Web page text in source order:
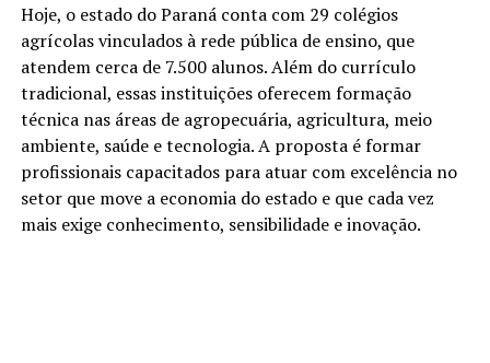
Hoje, o estado do Paraná conta com 29 colégios
agrícolas vinculados à rede pública de ensino, que
atendem cerca de 7.500 alunos. Além do currículo
tradicional, essas instituições oferecem formação
técnica nas áreas de agropecuária, agricultura, meio
ambiente, saúde e tecnologia. A proposta é formar
profissionais capacitados para atuar com excelência no
setor que move a economia do estado e que cada vez
mais exige conhecimento, sensibilidade e inovação.